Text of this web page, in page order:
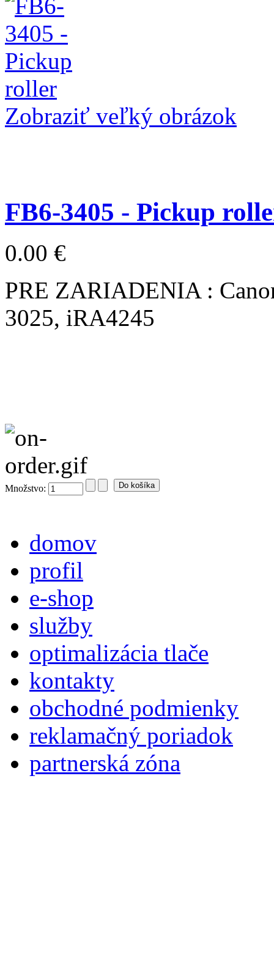
Zobraziť veľký obrázok
FB6-3405 - Pickup
0.00 €
PRE ZARIADENIA :
3025, iRA4245
Množstvo:
domov
profil
e-shop
služby
optimalizácia tlače
kontakty
obchodné podmienky
reklamačný poriadok
partnerská zóna